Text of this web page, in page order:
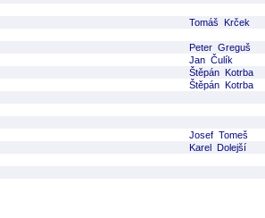
Tomáš Krček
Peter Greguš
Jan Čulík
Štěpán Kotrba
Štěpán Kotrba
Josef Tomeš
Karel Dolejší